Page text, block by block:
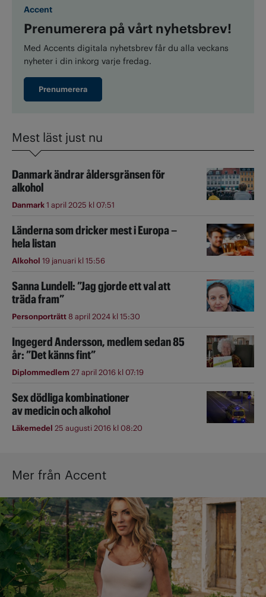
Accent
Prenumerera på vårt nyhetsbrev!
Med Accents digitala nyhetsbrev får du alla veckans
nyheter i din inkorg varje fredag.
Prenumerera
Mest läst just nu
Danmark ändrar åldersgränsen för
alkohol
Danmark1 april 2025 kl 07:51
Länderna som dricker mest i Europa –
hela listan
Alkohol 19 januari kl 15:56
Sanna Lundell: ”Jag gjorde ett val att
träda fram”
Personporträtt8 april 2024 kl 15:30
Ingegerd Andersson, medlem sedan 85
år: ”Det känns fint”
Diplommedlem27 april 2016 kl 07:19
Sex dödliga kombinationer
av medicin och alkohol
Läkemedel 25 augusti 2016 kl 08:20
Mer från Accent